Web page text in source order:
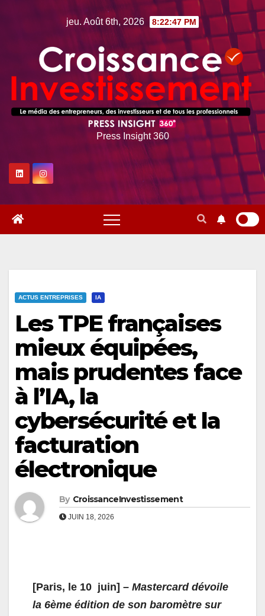
jeu. Août 6th, 2026 8:22:48 PM
Press Insight 360
ACTUS ENTREPRISES IA
Les TPE françaises
mieux équipées,
mais prudentes face
à l’IA, la
cybersécurité et la
facturation
électronique
By CroissanceInvestissement
JUIN 18, 2026
[Paris, le 10 juin] – Mastercard dévoile
la 6ème édition de son baromètre sur